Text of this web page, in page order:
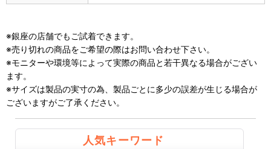
※銀座の店舗でもご試着できます。
※売り切れの商品をご希望の際はお問い合わせ下さい。
※モニターや環境等によって実際の商品と若干異なる場合がござい
ます。
※サイズは製品の実寸の為、製品ごとに多少の誤差が生じる場合が
ございますがご了承ください。
人気キーワード